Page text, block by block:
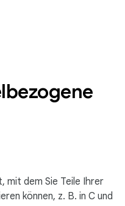
mit dem Sie Teile Ihrer
können, z. B. in C und